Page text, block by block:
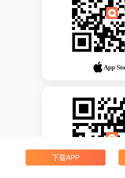
App
下载APP